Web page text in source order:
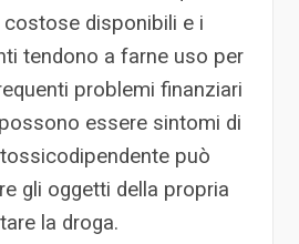
costose disponibili e i
tendono a farne uso per
problemi finanziari
essere sintomi di
può
gli oggetti della propria
la droga.